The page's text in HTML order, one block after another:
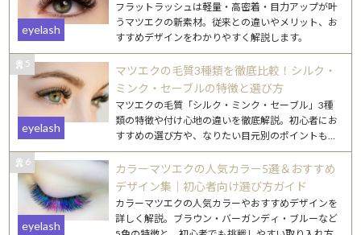
eyelash
フラットラッシュは軽量・高密着・目力アップが叶
うマツエクの新素材。従来との違いやメリット、お
すすめデザインをわかりやすく解説します。
5
マツエクの毛質3種類を徹底比較！シルク・
ミンク・セーブルの特徴と選び方
eyelash
マツエクの毛質「シルク・ミンク・セーブル」3種
類の特徴や付け心地の違いを徹底解説。初心者にお
すすめの選び方や、なりたい目元別のポイントもご
紹介します。
6
カラーマツエクの人気カラー5選＆おすすめ
デザイン集｜初心者向け選び方ガイド
eyelash
カラーマツエクの人気カラーやおすすめデザインを
詳しく解説。ブラウン・バーガンディ・ブルーなど